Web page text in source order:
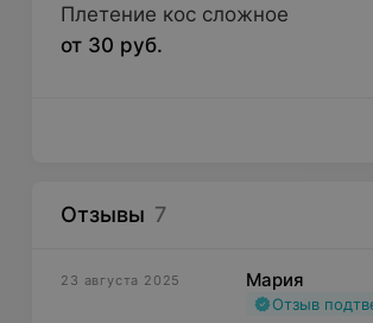
Плетение кос сложное
от 30 руб.
Отзывы 7
23 августа 2025 Мария
Отзыв